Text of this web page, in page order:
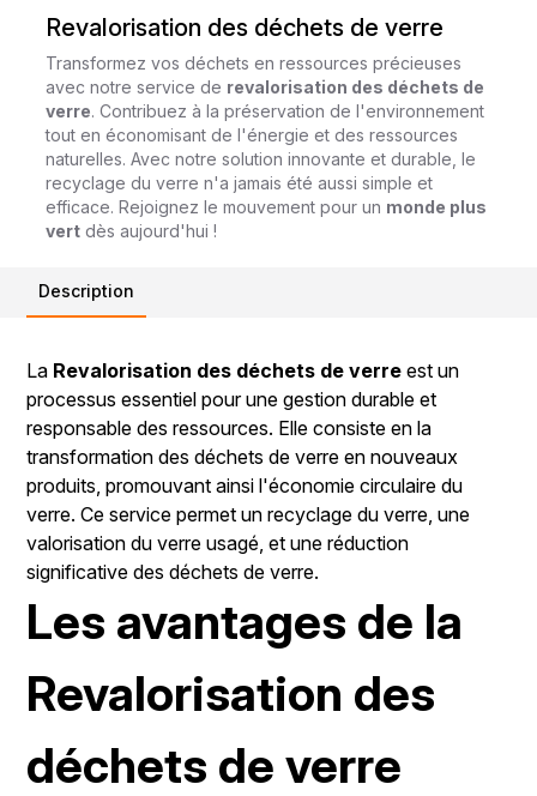
Revalorisation des déchets de verre
Transformez vos déchets en ressources précieuses
avec notre service de revalorisation des déchets de
verre. Contribuez à la préservation de l'environnement
tout en économisant de l'énergie et des ressources
naturelles. Avec notre solution innovante et durable, le
recyclage du verre n'a jamais été aussi simple et
efficace. Rejoignez le mouvement pour un monde plus
vert dès aujourd'hui !
Description
La Revalorisation des déchets de verre est un
processus essentiel pour une gestion durable et
responsable des ressources. Elle consiste en la
transformation des déchets de verre en nouveaux
produits, promouvant ainsi l'économie circulaire du
verre. Ce service permet un recyclage du verre, une
valorisation du verre usagé, et une réduction
significative des déchets de verre.
Les avantages de la
Revalorisation des
déchets de verre